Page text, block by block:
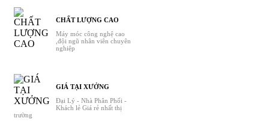
CHẤT LƯỢNG CAO
Máy móc công nghệ cao
,đội ngũ nhân viên chuyên
nghiệp
GIÁ TẠI XƯỞNG
Đại Lý - Nhà Phân Phối -
Khách lẻ Giá rẻ nhất thị
trường